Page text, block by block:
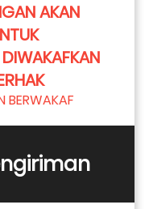
AKAN
BERWAKAF